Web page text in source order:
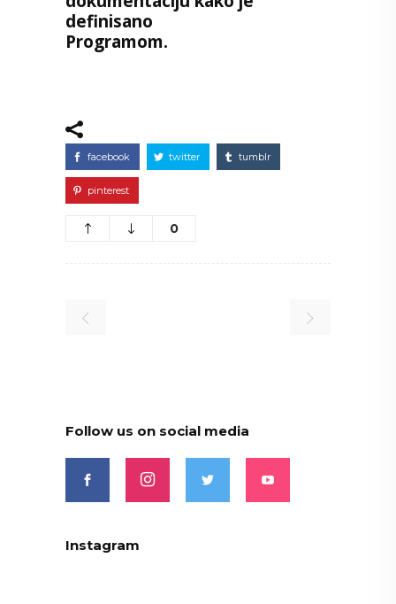
definisano
Programom.
facebook twitter tumblr
pinterest
0
Follow us on social media
Instagram